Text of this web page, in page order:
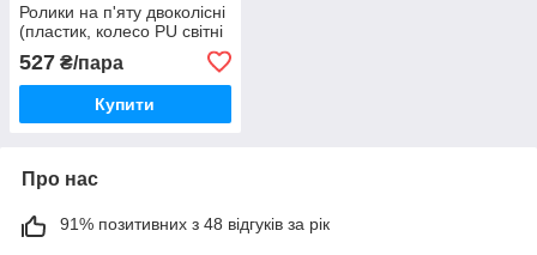
Ролики на п'яту двоколісні
(пластик, колесо PU світні
527 ₴/пара
Купити
Про нас
91% позитивних з 48 відгуків за рік